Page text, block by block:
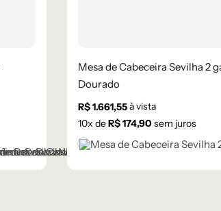
Mesa de Cabeceira Sevilha 2
Dourado
R$1.661,55à vista
10x deR$174,90 sem juros
Castanho